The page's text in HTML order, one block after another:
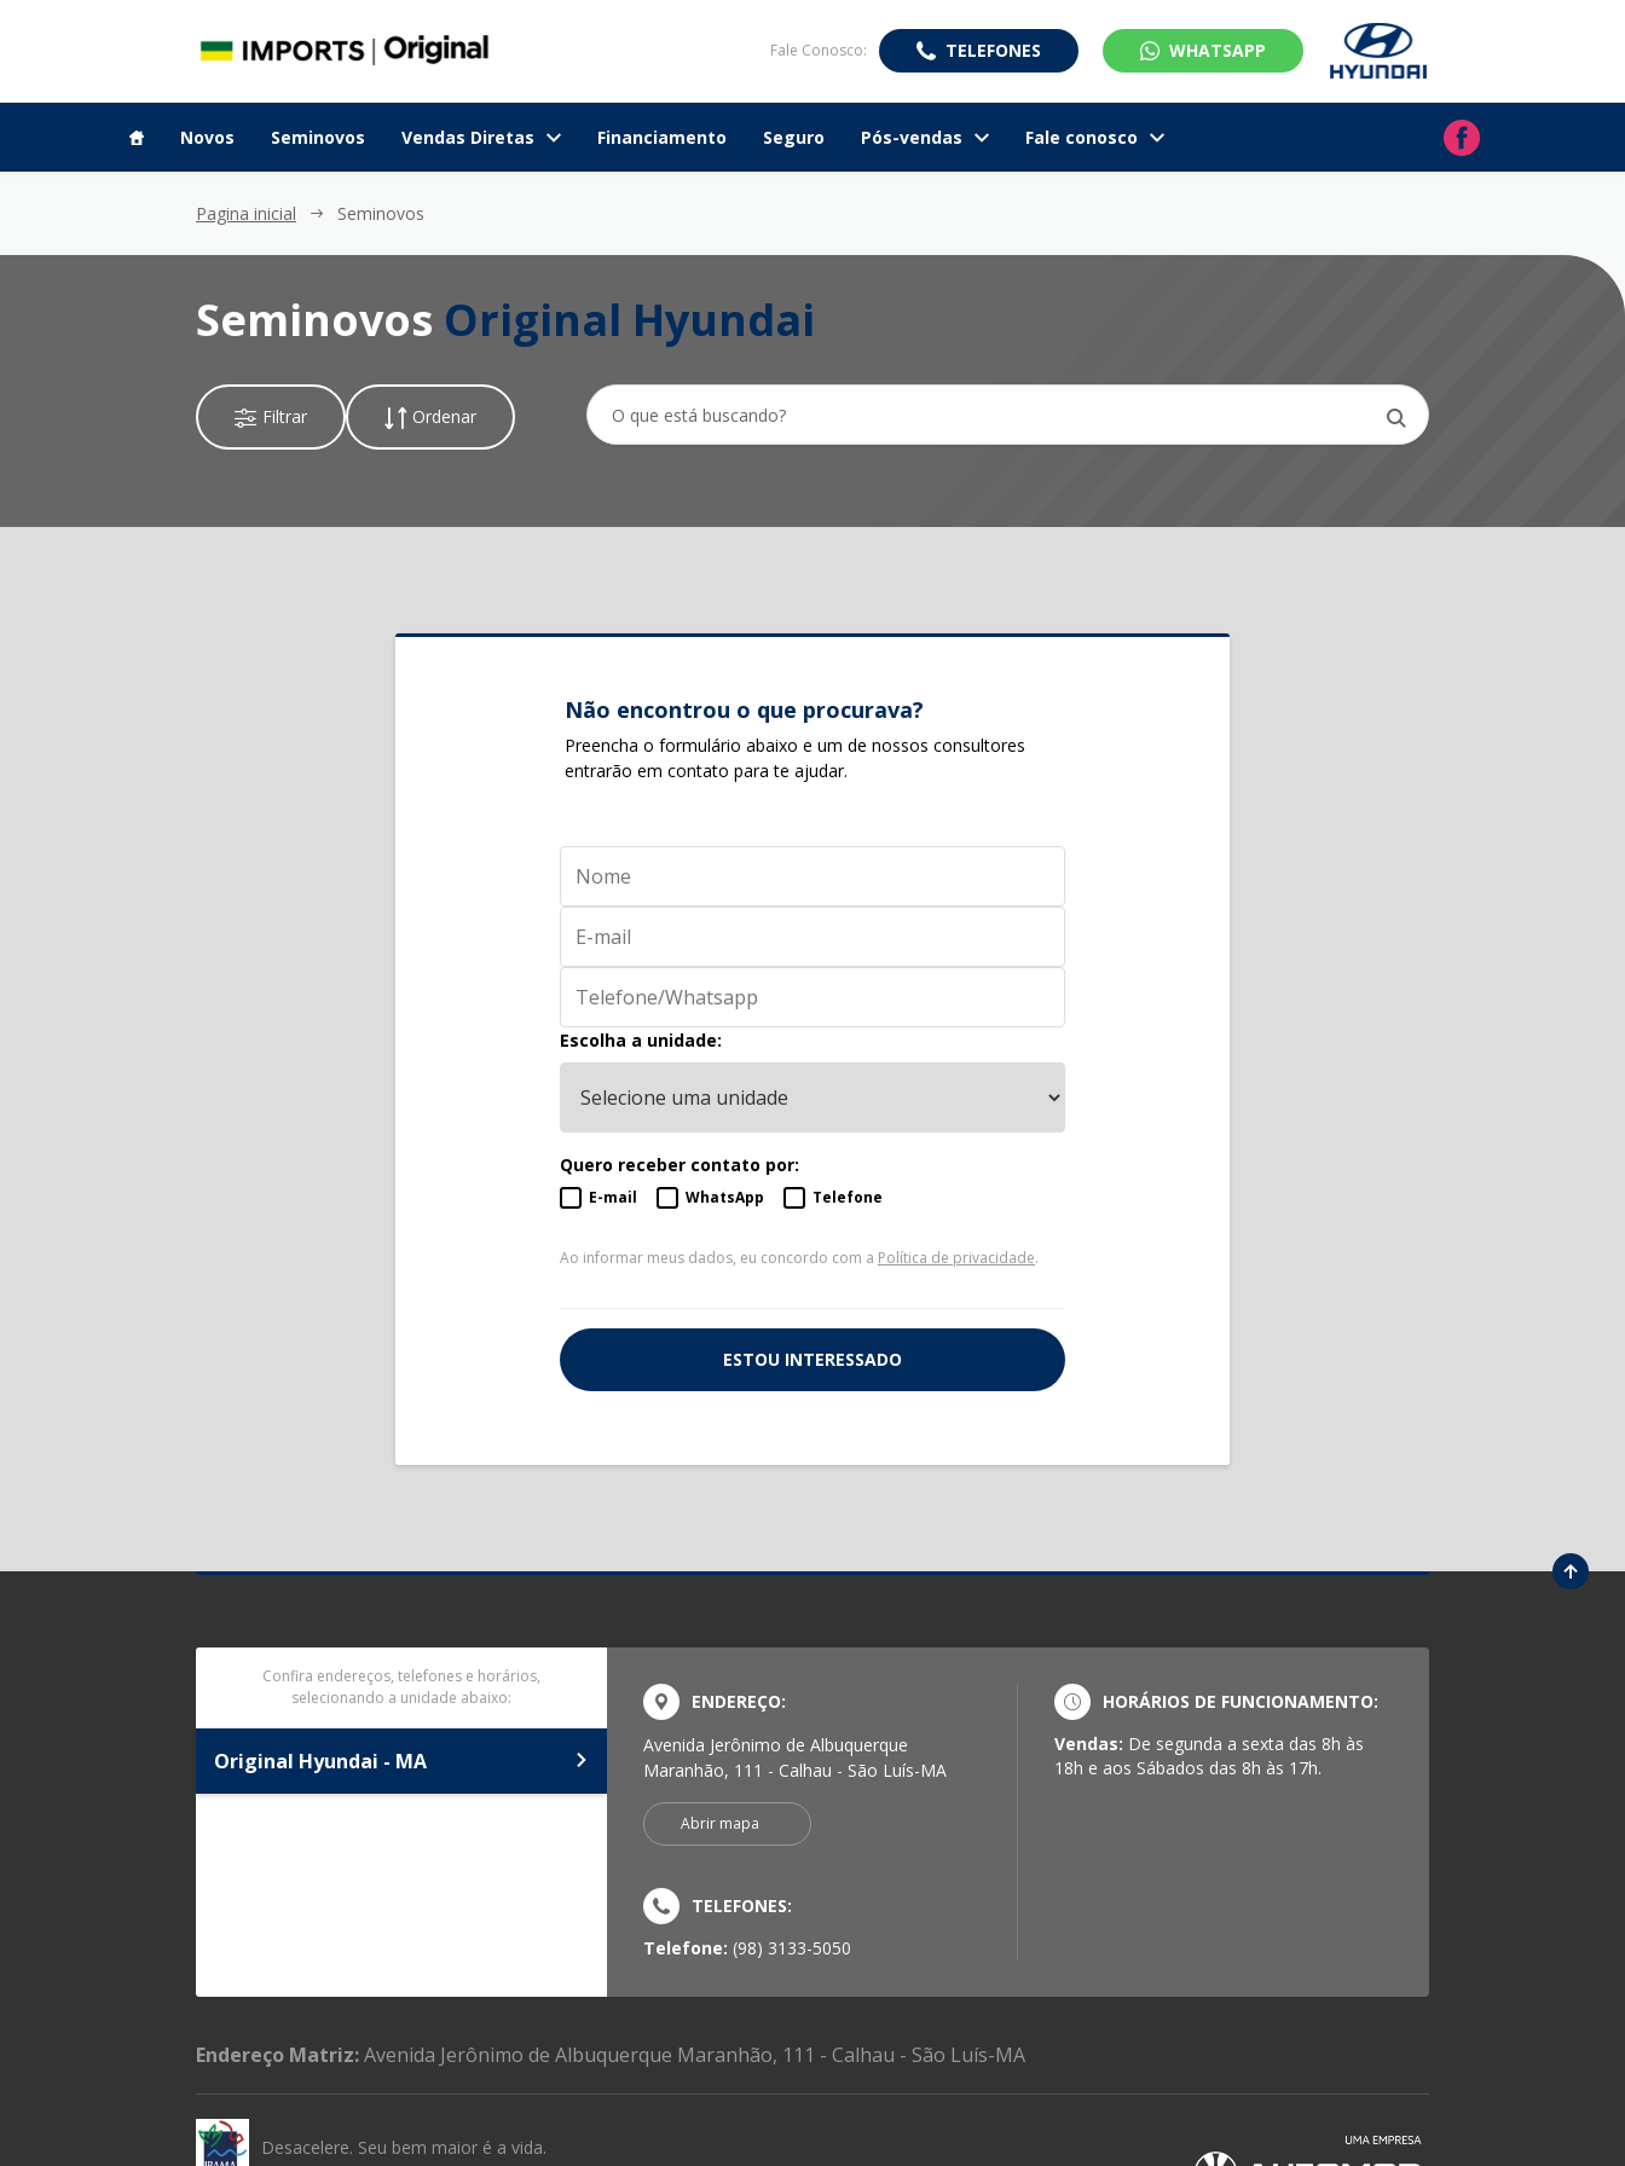
Fale Conosco: TELEFONES WHATSAPP
Novos Seminovos Vendas Diretas Financiamento Seguro Pós-vendas Fale conosco
Pagina inicial Seminovos
Seminovos Original Hyundai
Filtrar Ordenar
Não encontrou o que procurava?
Preencha o formulário abaixo e um de nossos consultores
entrarão em contato para te ajudar.
Escolha a unidade:
Quero receber contato por:
E-mail WhatsApp Telefone
Ao informar meus dados, eu concordo com a Política de privacidade.
ESTOU INTERESSADO
Confira endereços, telefones e horários,
selecionando a unidade abaixo:
Original Hyundai - MA
ENDEREÇO:
Avenida Jerônimo de Albuquerque
Maranhão, 111 - Calhau - São Luís-MA
Abrir mapa
TELEFONES:
Telefone: (98) 3133-5050
HORÁRIOS DE FUNCIONAMENTO:
Vendas: De segunda a sexta das 8h às
18h e aos Sábados das 8h às 17h.
Endereço Matriz:Avenida Jerônimo de Albuquerque Maranhão, 111 - Calhau - São Luís-MA
Desacelere. Seu bem maior é a vida.